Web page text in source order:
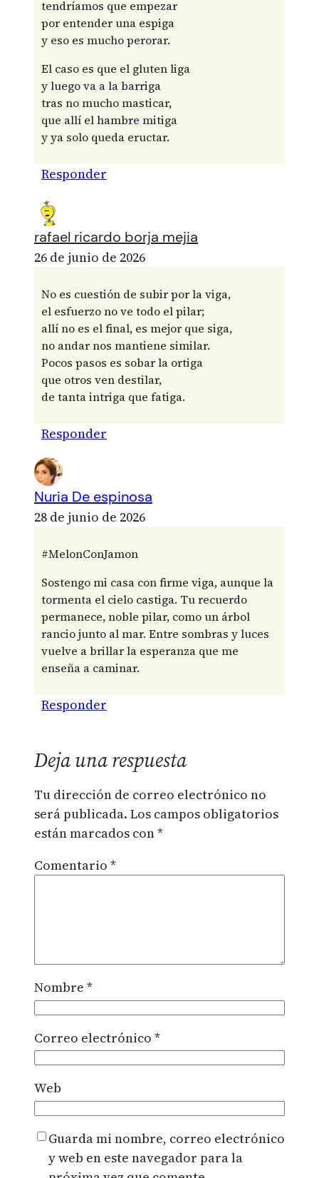
tendríamos que empezar
por entender una espiga
y eso es mucho perorar.
El caso es que el gluten liga
y luego va a la barriga
tras no mucho masticar,
que allí el hambre mitiga
y ya solo queda eructar.
Responder
rafael ricardo borja mejia
26 de junio de 2026
No es cuestión de subir por la viga,
el esfuerzo no ve todo el pilar;
allí no es el final, es mejor que siga,
no andar nos mantiene similar.
Pocos pasos es sobar la ortiga
que otros ven destilar,
de tanta intriga que fatiga.
Responder
Nuria De espinosa
28 de junio de 2026
#MelonConJamon
Sostengo mi casa con firme viga, aunque la
tormenta el cielo castiga. Tu recuerdo
permanece, noble pilar, como un árbol
rancio junto al mar. Entre sombras y luces
vuelve a brillar la esperanza que me
enseña a caminar.
Responder
Deja una respuesta
Tu dirección de correo electrónico no
será publicada. Los campos obligatorios
están marcados con*
Comentario *
Nombre *
Correo electrónico *
Web
Guarda mi nombre, correo electrónico
y web en este navegador para la